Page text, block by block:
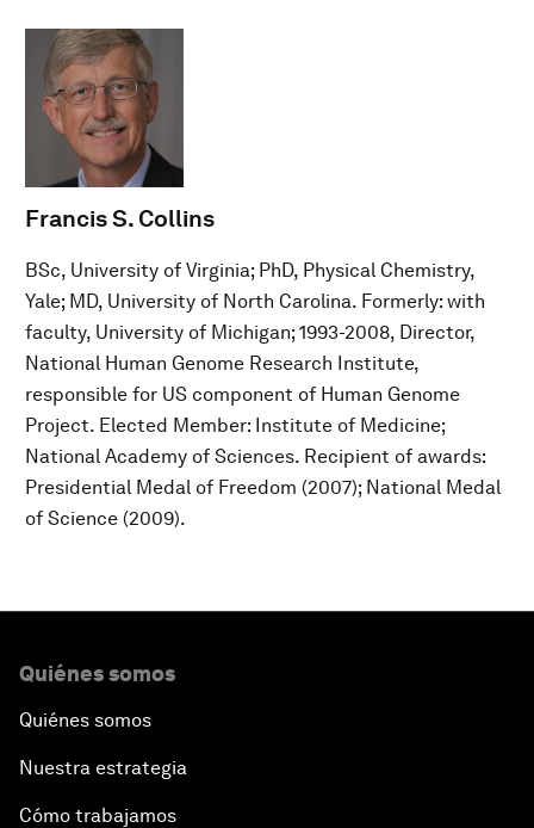
Francis S. Collins
BSc, University of Virginia; PhD, Physical Chemistry,
Yale; MD, University of North Carolina. Formerly: with
faculty, University of Michigan; 1993-2008, Director,
National Human Genome Research Institute,
responsible for US component of Human Genome
Project. Elected Member: Institute of Medicine;
National Academy of Sciences. Recipient of awards:
Presidential Medal of Freedom (2007); National Medal
of Science (2009).
Quiénes somos
Quiénes somos
Nuestra estrategia
Cómo trabajamos